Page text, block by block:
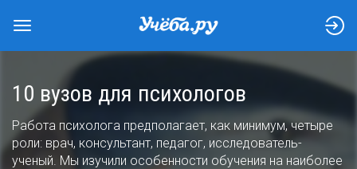
10 вузов для психологов
Работа психолога предполагает, как минимум, четыре
роли: врач, консультант, педагог, исследователь-
ученый. Мы изучили особенности обучения на наиболее